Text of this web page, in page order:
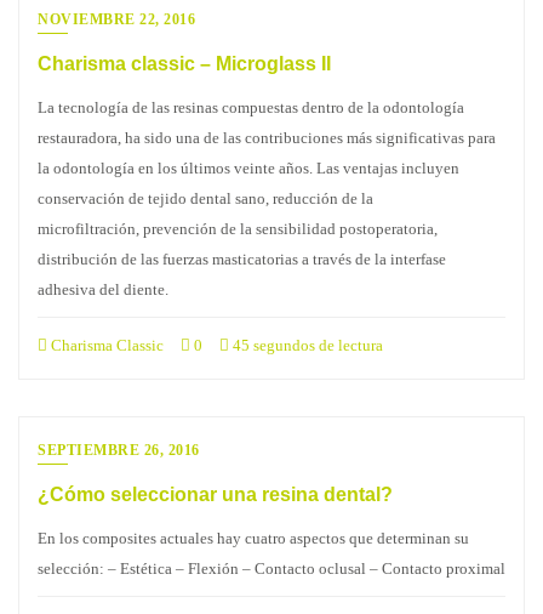
NOVIEMBRE 22, 2016
Charisma classic – Microglass II
La tecnología de las resinas compuestas dentro de la odontología
restauradora, ha sido una de las contribuciones más significativas para
la odontología en los últimos veinte años. Las ventajas incluyen
conservación de tejido dental sano, reducción de la
microfiltración, prevención de la sensibilidad postoperatoria,
distribución de las fuerzas masticatorias a través de la interfase
adhesiva del diente.
Charisma Classic 0 45 segundos de lectura
SEPTIEMBRE 26, 2016
¿Cómo seleccionar una resina dental?
En los composites actuales hay cuatro aspectos que determinan su
selección: – Estética – Flexión – Contacto oclusal – Contacto proximal